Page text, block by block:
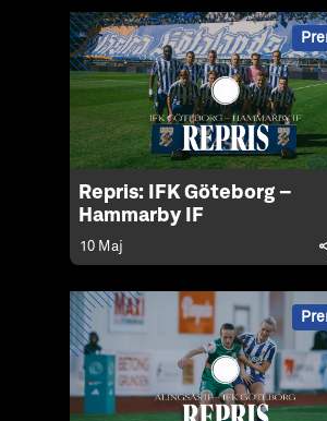
Repris: IFK Göteborg –
Hammarby IF
10 Maj